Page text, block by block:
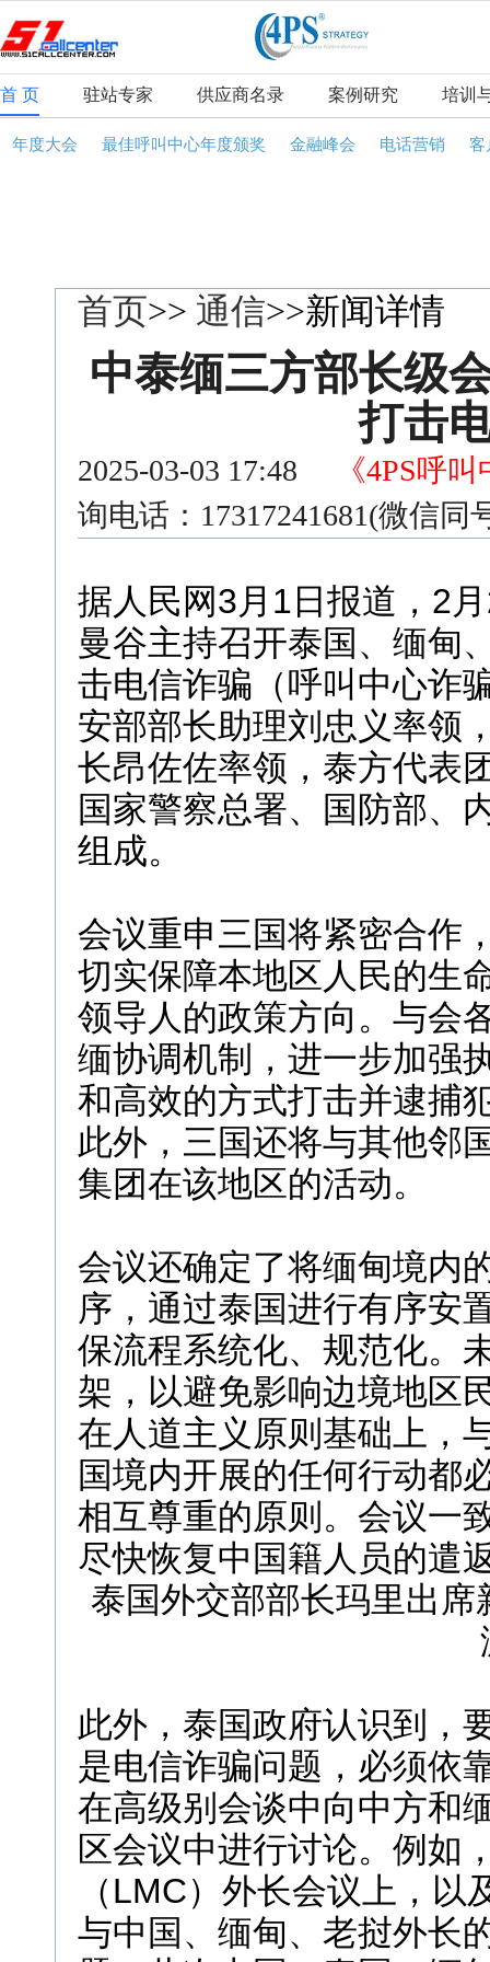
首 页 驻站专家 供应商名录 案例研究 培训
年度大会 最佳呼叫中心年度颁奖 金融峰会 电话营销 客
首页>> 通信>>新闻详情
中泰缅三方部长级
打击
2025-03-03 17:48
《4PS呼
询电话：17317241681(微信
据人民网3月1日报道，2
曼谷主持召开泰国、缅甸
击电信诈骗（呼叫中心诈
安部部长助理刘忠义率领
长昂佐佐率领，泰方代表
国家警察总署、国防部、
组成。
会议重申三国将紧密合作
切实保障本地区人民的生
领导人的政策方向。与会
缅协调机制，进一步加强
和高效的方式打击并逮捕
此外，三国还将与其他邻
集团在该地区的活动。
会议还确定了将缅甸境内
序，通过泰国进行有序安
保流程系统化、规范化。
架，以避免影响边境地区
在人道主义原则基础上，
国境内开展的任何行动都
相互尊重的原则。会议一
尽快恢复中国籍人员的遣
泰国外交部部长玛里出
此外，泰国政府认识到，
是电信诈骗问题，必须依
在高级别会谈中向中方和
区会议中进行讨论。例如
（LMC）外长会议上，
与中国、缅甸、老挝外长